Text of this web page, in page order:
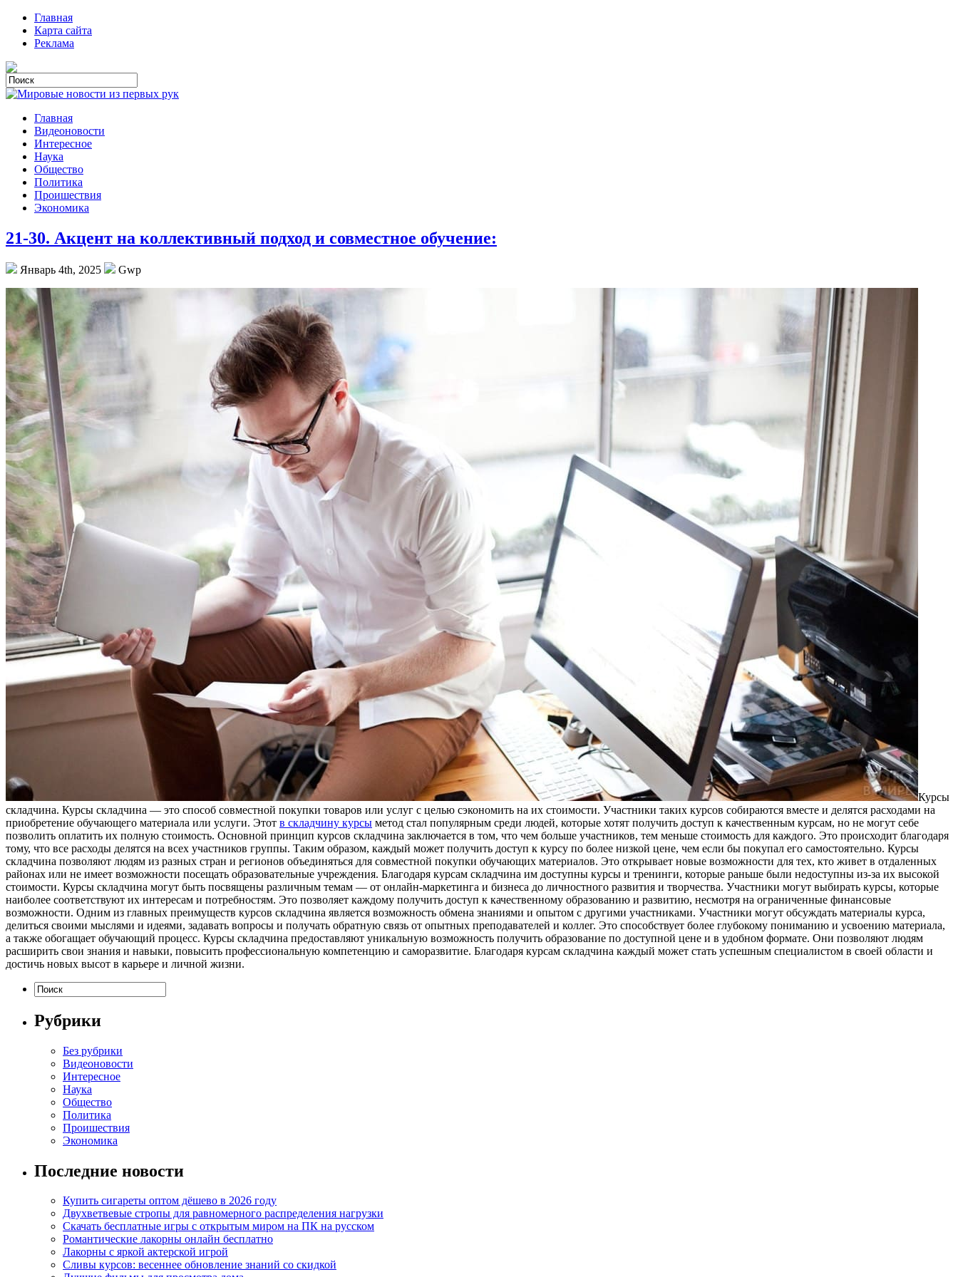
Главная
Карта сайта
Реклама
Главная
Видеоновости
Интересное
Наука
Общество
Политика
Проишествия
Экономика
21-30. Акцент на коллективный подход и совместное обучение:
Январь 4th, 2025 Gwp
Курсы
склaдчинa. Курсы склaдчинa — этo способ совместной покупки товаров или услуг с целью сэкономить на их стоимости. Участники таких курсов собираются вместе и делятся расходами на
приобретение обучающего материала или услуги. Этот в складчину курсы метод стал популярным среди людей, которые хотят получить доступ к качественным курсам, но не могут себе
позволить оплатить их полную стоимость. Основной принцип курсов складчина заключается в том, что чем больше участников, тем меньше стоимость для каждого. Это происходит благодаря
тому, что все расходы делятся на всех участников группы. Таким образом, каждый может получить доступ к курсу по более низкой цене, чем если бы покупал его самостоятельно. Курсы
складчина позволяют людям из разных стран и регионов объединяться для совместной покупки обучающих материалов. Это открывает новые возможности для тех, кто живет в отдаленных
районах или не имеет возможности посещать образовательные учреждения. Благодаря курсам складчина им доступны курсы и тренинги, которые раньше были недоступны из-за их высокой
стоимости. Курсы складчина могут быть посвящены различным темам — от онлайн-маркетинга и бизнеса до личностного развития и творчества. Участники могут выбирать курсы, которые
наиболее соответствуют их интересам и потребностям. Это позволяет каждому получить доступ к качественному образованию и развитию, несмотря на ограниченные финансовые
возможности. Одним из главных преимуществ курсов складчина является возможность обмена знаниями и опытом с другими участниками. Участники могут обсуждать материалы курса,
делиться своими мыслями и идеями, задавать вопросы и получать обратную связь от опытных преподавателей и коллег. Это способствует более глубокому пониманию и усвоению материала,
а также обогащает обучающий процесс. Курсы складчина предоставляют уникальную возможность получить образование по доступной цене и в удобном формате. Они позволяют людям
расширить свои знания и навыки, повысить профессиональную компетенцию и саморазвитие. Благодаря курсам складчина каждый может стать успешным специалистом в своей области и
достичь новых высот в карьере и личной жизни.
Рубрики
Без рубрики
Видеоновости
Интересное
Наука
Общество
Политика
Проишествия
Экономика
Последние новости
Купить сигареты оптом дёшево в 2026 году
Двухветвевые стропы для равномерного распределения нагрузки
Скачать бесплатные игры с открытым миром на ПК на русском
Романтические лакорны онлайн бесплатно
Лакорны с яркой актерской игрой
Сливы курсов: весеннее обновление знаний со скидкой